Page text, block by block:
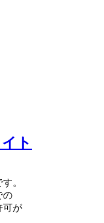
ト
。
の
可が